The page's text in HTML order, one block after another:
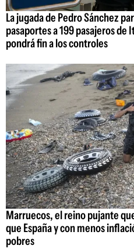
La jugada de Pedro Sánchez
pasaportes a 199 pasajeros de
pondrá fin a los controles
Marruecos, el reino pujante
que España y con menos
pobres